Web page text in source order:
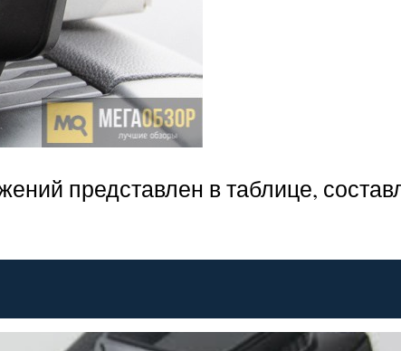
представлен в таблице,